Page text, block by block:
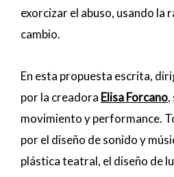
exorcizar el abuso, usando la
cambio.
En esta propuesta escrita,
por la creadora Elisa Forcano,
movimiento y performance.
por el diseño de sonido y
plástica teatral, el diseño de